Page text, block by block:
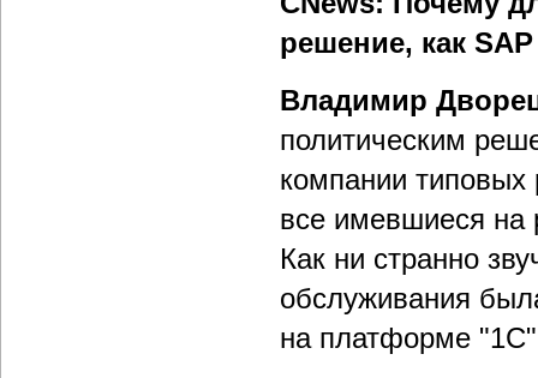
решение, как
Владимир
политическим
компании типовых
все имевшиеся на
Как ни странно
обслуживания
на платформе